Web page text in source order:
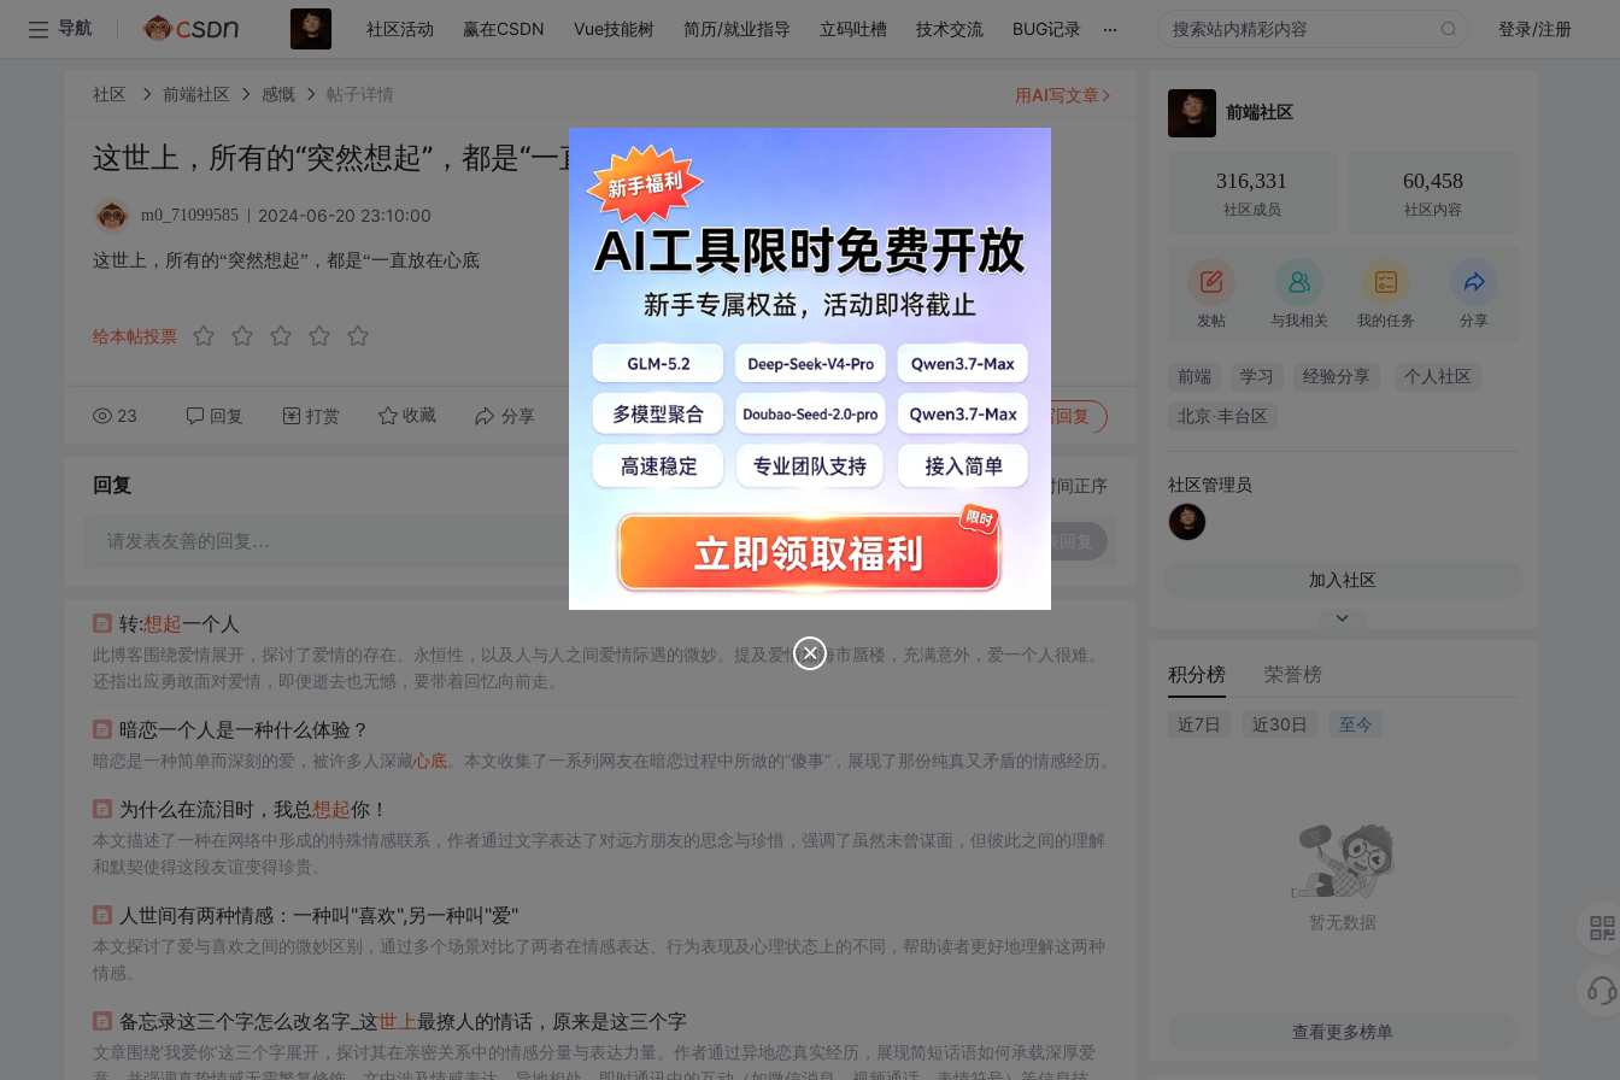
导航 社区活动 赢在CSDN Vue技能树 简历/就业指导 立码吐槽 技术交流 BUG记录 ... 登录/注册
社区 前端社区 感慨 帖子详情
这世上，所有的“突然想起”，都是“一直放在心底
m0_71099585 2024-06-20 23:10:00
这世上，所有的“突然想起”，都是“一直放在心底
给本帖投票
23 回复 打赏 收藏 分享 转发到动态 举报 写回复
用AI写文章
回复 切换为时间正序
请发表友善的回复…
转:想起一个人
此博客围绕爱情展开，探讨了爱情的存在、永恒性，以及人与人之间爱情际遇的微妙。提及爱情如海市蜃楼，充满意外，爱一个人很难。
还指出应勇敢面对爱情，即便逝去也无憾，要带着回忆向前走。
暗恋一个人是一种什么体验？
暗恋是一种简单而深刻的爱，被许多人深藏心底 。本文收集了一系列网友在暗恋过程中所做的“傻事”，展现了那份纯真又矛盾的情感经历。
为什么在流泪时，我总想起你！
本文描述了一种在网络中形成的特殊情感联系，作者通过文字表达了对远方朋友的思念与珍惜，强调了虽然未曾谋面，但彼此之间的理解
和默契使得这段友谊变得珍贵。
人世间有两种情感：一种叫"喜欢",另一种叫"爱"
本文探讨了爱与喜欢之间的微妙区别，通过多个场景对比了两者在情感表达、行为表现及心理状态上的不同，帮助读者更好地理解这两种
情感。
备忘录这三个字怎么改名字_这世上最撩人的情话，原来是这三个字
文章围绕‘我爱你’这三个字展开，探讨其在亲密关系中的情感分量与表达力量。作者通过异地恋真实经历，展现简短话语如何承载深厚爱
前端社区
316,331
社区成员
60,458
社区内容
发帖 与我相关 我的任务 分享
前端 学习 经验分享 个人社区
北京·丰台区
社区管理员
加入社区
积分榜 荣誉榜
近7日 近30日 至今
暂无数据
查看更多榜单